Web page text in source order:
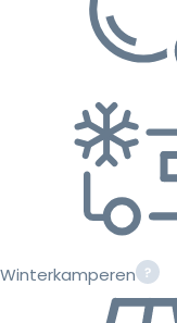
Winterkamperen